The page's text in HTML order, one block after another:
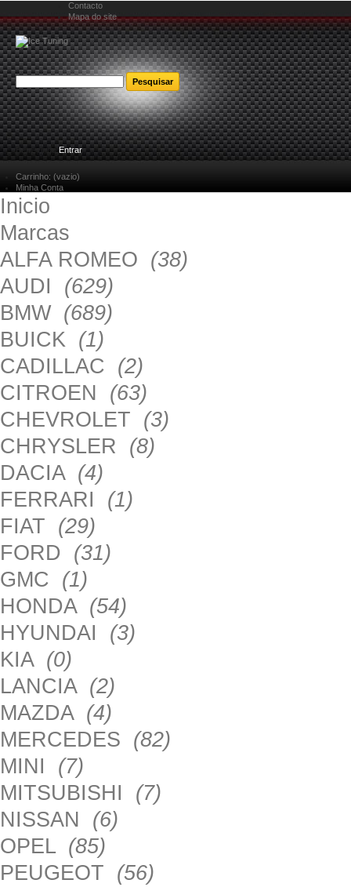
Contacto
Mapa do site
Bem-vindoEntrar
Carrinho: (vazio)
Minha Conta
Inicio
Marcas
ALFA ROMEO (38)
AUDI (629)
BMW (689)
BUICK (1)
CADILLAC (2)
CITROEN (63)
CHEVROLET (3)
CHRYSLER (8)
DACIA (4)
FERRARI (1)
FIAT (29)
FORD (31)
GMC (1)
HONDA (54)
HYUNDAI (3)
KIA (0)
LANCIA (2)
MAZDA (4)
MERCEDES (82)
MINI (7)
MITSUBISHI (7)
NISSAN (6)
OPEL (85)
PEUGEOT (56)